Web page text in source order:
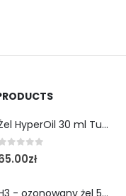
Żel HyperOil 30 ml Tubka
0out of 5
zł
H3 - ozonowany żel 50 ml tubka